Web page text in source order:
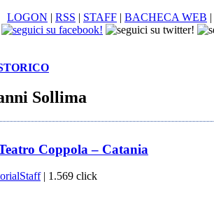
LOGON | RSS | STAFF | BACHECA WEB |
Sollima
Coppola – Catania
| 1.569 click